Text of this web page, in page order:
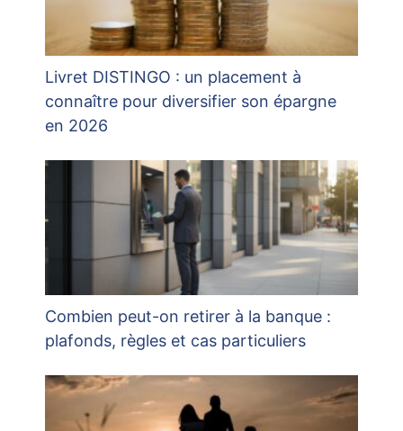
Livret DISTINGO : un placement à
connaître pour diversifier son épargne
en 2026
Combien peut-on retirer à la banque :
plafonds, règles et cas particuliers